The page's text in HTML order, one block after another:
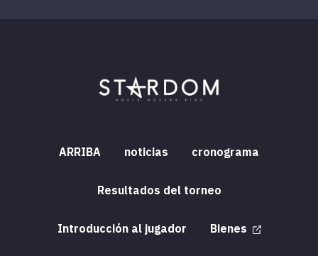
ARRIBA noticias cronograma
Resultados del torneo
Introducción al jugador Bienes